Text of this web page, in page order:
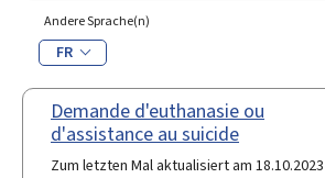
Andere Sprache(n)
FR
Demande d'euthanasie ou
d'assistance au suicide
Zum letzten Mal aktualisiert am 18.10.2023